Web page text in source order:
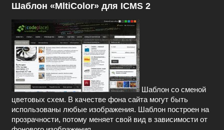
Шаблон «MltiColor» для ICMS 2
Шаблон со сменой
цветовых схем. В качестве фона сайта могут быть
использованы любые изображения. Шаблон построен на
прозрачности, потому меняет свой вид в зависимости от